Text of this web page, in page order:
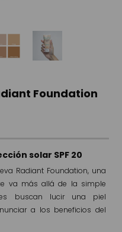
Foundation
solar SPF 20
Radiant Foundation, una
va más allá de la simple
buscan lucir una piel
a los beneficios del